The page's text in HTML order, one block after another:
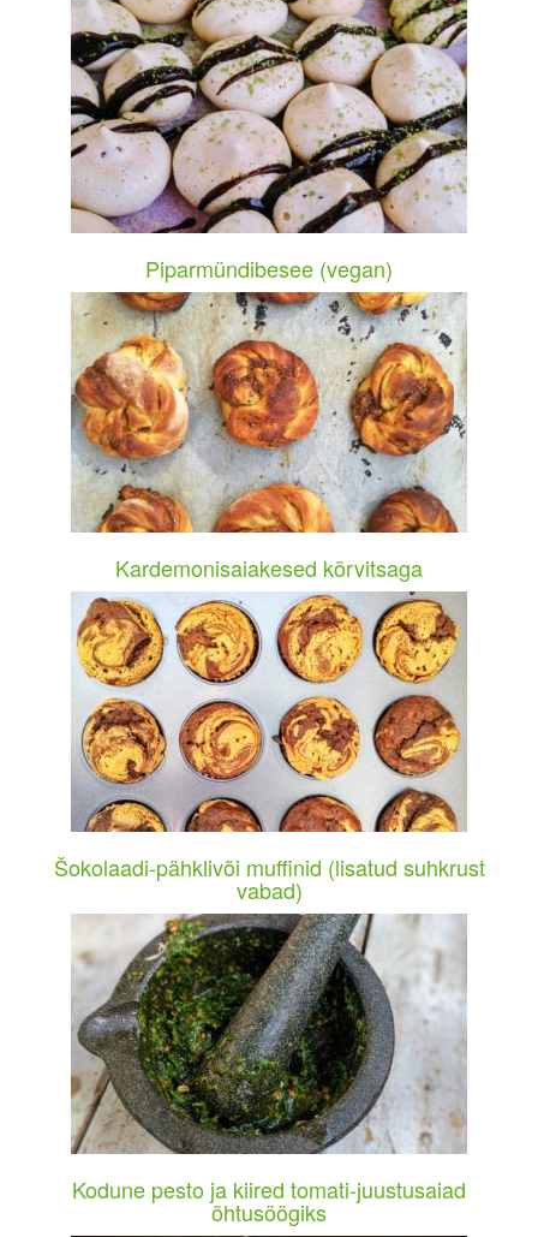
Piparmündibesee (vegan)
Kardemonisaiakesed kõrvitsaga
Šokolaadi-pähklivõi muffinid (lisatud suhkrust
vabad)
Kodune pesto ja kiired tomati-juustusaiad
õhtusöögiks